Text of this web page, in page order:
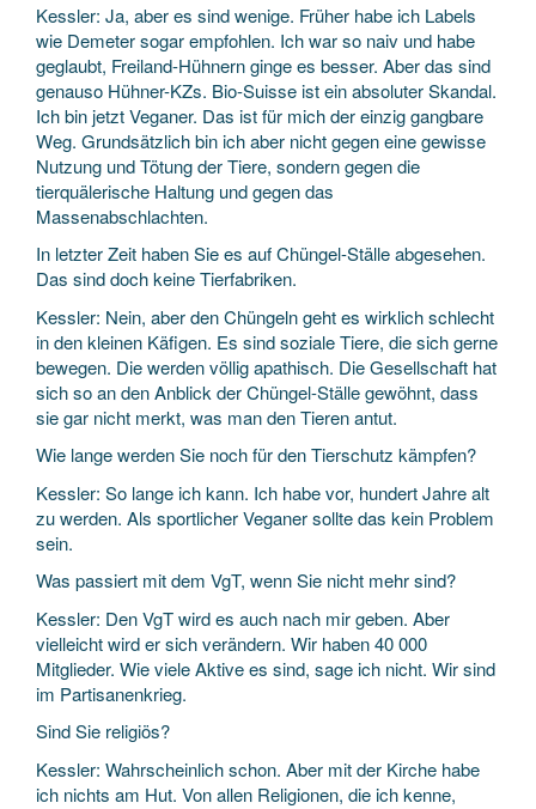
Kessler: Ja, aber es sind wenige. Früher habe ich Labels
wie Demeter sogar empfohlen. Ich war so naiv und habe
geglaubt, Freiland-Hühnern ginge es besser. Aber das sind
genauso Hühner-KZs. Bio-Suisse ist ein absoluter Skandal.
Ich bin jetzt Veganer. Das ist für mich der einzig gangbare
Weg. Grundsätzlich bin ich aber nicht gegen eine gewisse
Nutzung und Tötung der Tiere, sondern gegen die
tierquälerische Haltung und gegen das
Massenabschlachten.
In letzter Zeit haben Sie es auf Chüngel-Ställe abgesehen.
Das sind doch keine Tierfabriken.
Kessler: Nein, aber den Chüngeln geht es wirklich schlecht
in den kleinen Käfigen. Es sind soziale Tiere, die sich gerne
bewegen. Die werden völlig apathisch. Die Gesellschaft hat
sich so an den Anblick der Chüngel-Ställe gewöhnt, dass
sie gar nicht merkt, was man den Tieren antut.
Wie lange werden Sie noch für den Tierschutz kämpfen?
Kessler: So lange ich kann. Ich habe vor, hundert Jahre alt
zu werden. Als sportlicher Veganer sollte das kein Problem
sein.
Was passiert mit dem VgT, wenn Sie nicht mehr sind?
Kessler: Den VgT wird es auch nach mir geben. Aber
vielleicht wird er sich verändern. Wir haben 40 000
Mitglieder. Wie viele Aktive es sind, sage ich nicht. Wir sind
im Partisanenkrieg.
Sind Sie religiös?
Kessler: Wahrscheinlich schon. Aber mit der Kirche habe
ich nichts am Hut. Von allen Religionen, die ich kenne,